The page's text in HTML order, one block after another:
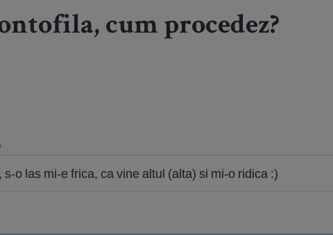
cum procedez?
s-o las mi-e frica, ca vine altul (alta) si mi-o ridica :)